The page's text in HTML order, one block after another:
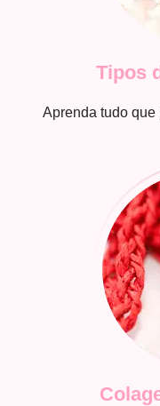
Tipos
Aprenda tudo que